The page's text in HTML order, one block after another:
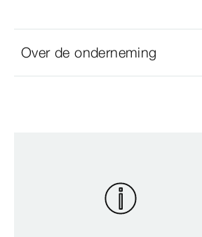
Over de onderneming